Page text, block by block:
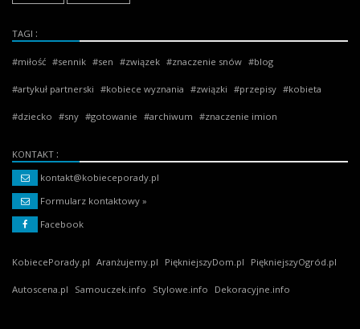
TAGI
miłość sennik sen związek znaczenie snów blog
artykuł partnerski kobiece wyznania związki przepisy kobieta
dziecko sny gotowanie archiwum znaczenie imion
KONTAKT
kontakt@kobieceporady.pl
Formularz kontaktowy »
Facebook
KobiecePorady.pl Aranżujemy.pl PiękniejszyDom.pl PiękniejszyOgród.pl
Autoscena.pl Samouczek.info Stylowe.info Dekoracyjne.info